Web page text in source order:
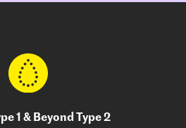
1 & Beyond Type 2